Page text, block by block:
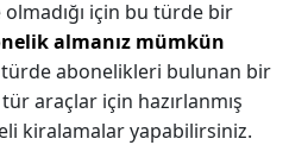
için bu türde bir
almanız mümkün
abonelikleri bulunan bir
araçlar için hazırlanmış
kiralamalar yapabilirsiniz.